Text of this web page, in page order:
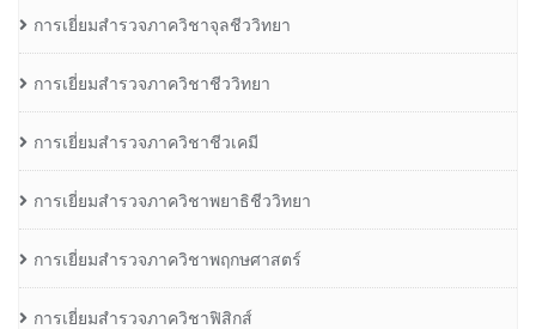
การเยี่ยมสำรวจภาควิชาจุลชีววิทยา
การเยี่ยมสำรวจภาควิชาชีววิทยา
การเยี่ยมสำรวจภาควิชาชีวเคมี
การเยี่ยมสำรวจภาควิชาพยาธิชีววิทยา
การเยี่ยมสำรวจภาควิชาพฤกษศาสตร์
การเยี่ยมสำรวจภาควิชาฟิสิกส์